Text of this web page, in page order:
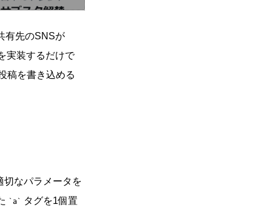
有先のSNSが
実装するだけで
稿を書き込める
切なパラメータを
a タグを1個置